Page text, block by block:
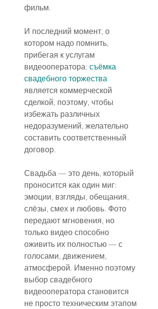
фильм.
И последний момент, о
котором надо помнить,
прибегая к услугам
видеооператора: съёмка
свадебного торжества
является коммерческой
сделкой, поэтому, чтобы
избежать различных
недоразумений, желательно
составить соответственный
договор.
Свадьба — это день, который
проносится как один миг:
эмоции, взгляды, обещания,
слёзы, смех и любовь. Фото
передают мгновения, но
только видео способно
оживить их полностью — с
голосами, движением,
атмосферой. Именно поэтому
выбор свадебного
видеооператора становится
не просто техническим этапом